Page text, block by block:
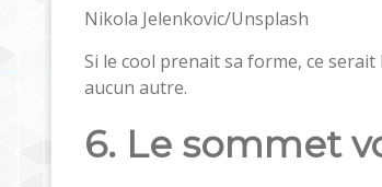
Nikola Jelenkovic/Unsplash
Si le cool prenait sa forme, ce
aucun autre.
6. Le sommet